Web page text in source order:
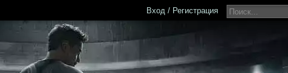
Вход / Регистрация